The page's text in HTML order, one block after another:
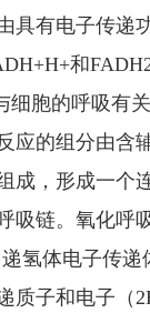
具有电子传递
和
细胞的呼吸有
应的组分由含
成，形成一个
吸链。氧化呼
递氢体电子传
质子和电子（